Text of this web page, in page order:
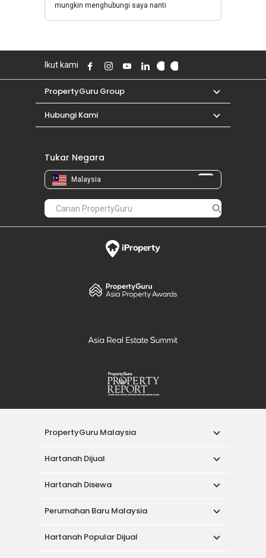
mungkin menghubungi saya nanti
Ikut kami
PropertyGuru Group
Hubungi Kami
Tukar Negara
Malaysia
PropertyGuru Malaysia
Hartanah Dijual
Hartanah Disewa
Perumahan Baru Malaysia
Hartanah Popular Dijual